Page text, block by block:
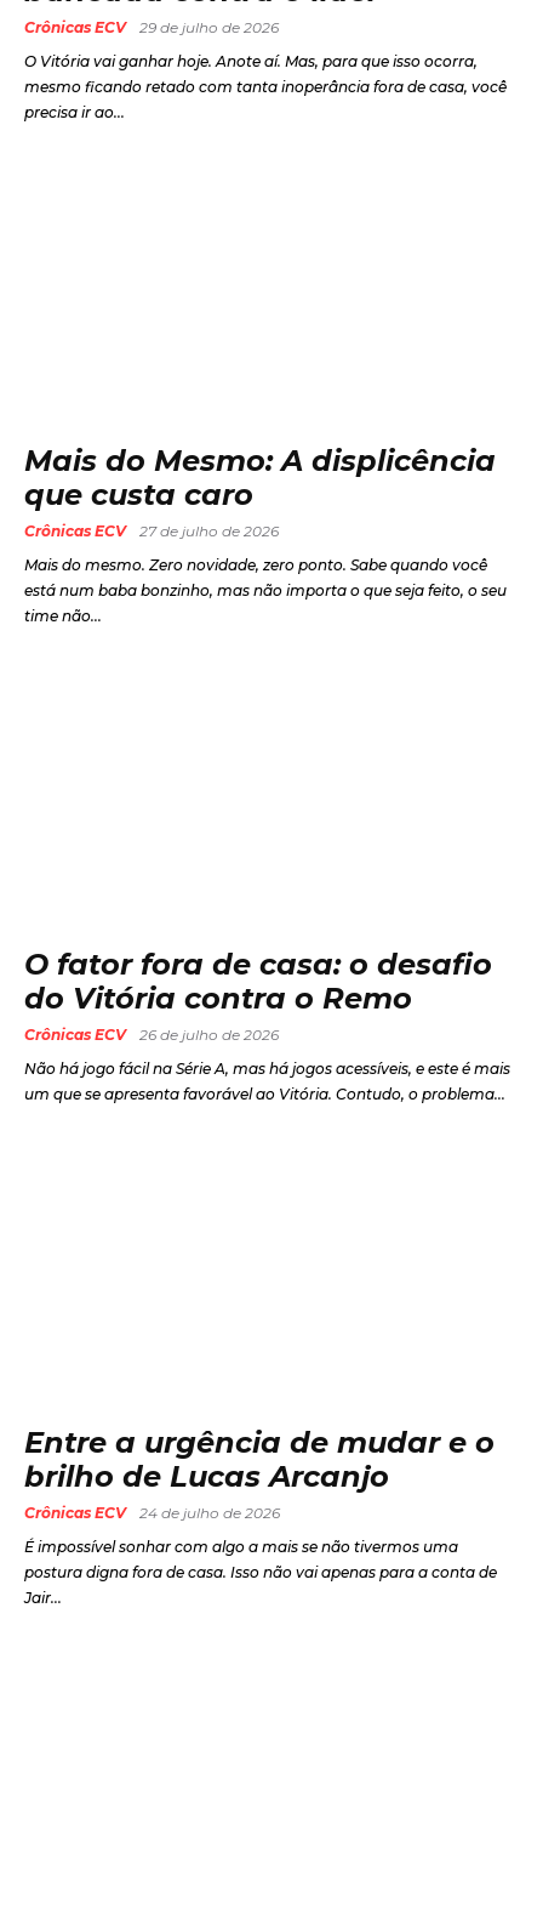
Crônicas ECV
29 de julho de 2026
O Vitória vai ganhar hoje. Anote aí. Mas, para que isso ocorra,
mesmo ficando retado com tanta inoperância fora de casa, você
precisa ir ao...
Mais do Mesmo: A displicência
que custa caro
Crônicas ECV
27 de julho de 2026
Mais do mesmo. Zero novidade, zero ponto. Sabe quando você
está num baba bonzinho, mas não importa o que seja feito, o seu
time não...
O fator fora de casa: o desafio
do Vitória contra o Remo
Crônicas ECV
26 de julho de 2026
Não há jogo fácil na Série A, mas há jogos acessíveis, e este é mais
um que se apresenta favorável ao Vitória. Contudo, o problema...
Entre a urgência de mudar e o
brilho de Lucas Arcanjo
Crônicas ECV
24 de julho de 2026
É impossível sonhar com algo a mais se não tivermos uma
postura digna fora de casa. Isso não vai apenas para a conta de
Jair...